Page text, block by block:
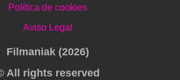
Política de cookies
Aviso Legal
Filmaniak (2026)
All rights reserved